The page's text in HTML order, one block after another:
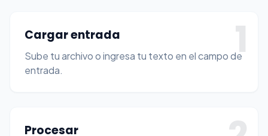
1
Cargar entrada
Sube tu archivo o ingresa tu texto en el campo de
entrada.
Procesar